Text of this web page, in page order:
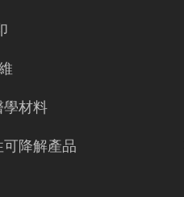
材料
降解產品